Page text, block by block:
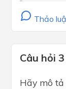
Thảo
Câu hỏi
Hãy mô